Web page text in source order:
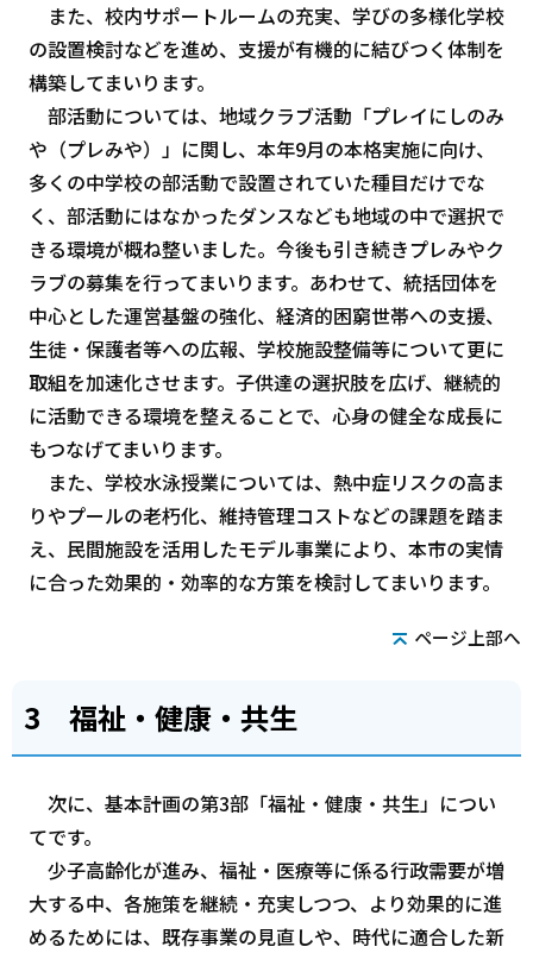
また、校内サポートルームの充実、学びの多様化学校
の設置検討などを進め、支援が有機的に結びつく体制を
構築してまいります。
部活動については、地域クラブ活動「プレイにしのみ
や（プレみや）」に関し、本年9月の本格実施に向け、
多くの中学校の部活動で設置されていた種目だけでな
く、部活動にはなかったダンスなども地域の中で選択で
きる環境が概ね整いました。今後も引き続きプレみやク
ラブの募集を行ってまいります。あわせて、統括団体を
中心とした運営基盤の強化、経済的困窮世帯への支援、
生徒・保護者等への広報、学校施設整備等について更に
取組を加速化させます。子供達の選択肢を広げ、継続的
に活動できる環境を整えることで、心身の健全な成長に
もつなげてまいります。
また、学校水泳授業については、熱中症リスクの高ま
りやプールの老朽化、維持管理コストなどの課題を踏ま
え、民間施設を活用したモデル事業により、本市の実情
に合った効果的・効率的な方策を検討してまいります。
ページ上部へ
3 福祉・健康・共生
次に、基本計画の第3部「福祉・健康・共生」につい
てです。
少子高齢化が進み、福祉・医療等に係る行政需要が増
大する中、各施策を継続・充実しつつ、より効果的に進
めるためには、既存事業の見直しや、時代に適合した新